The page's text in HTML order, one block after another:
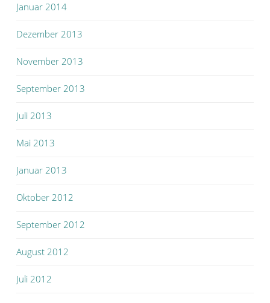
Januar 2014
Dezember 2013
November 2013
September 2013
Juli 2013
Mai 2013
Januar 2013
Oktober 2012
September 2012
August 2012
Juli 2012